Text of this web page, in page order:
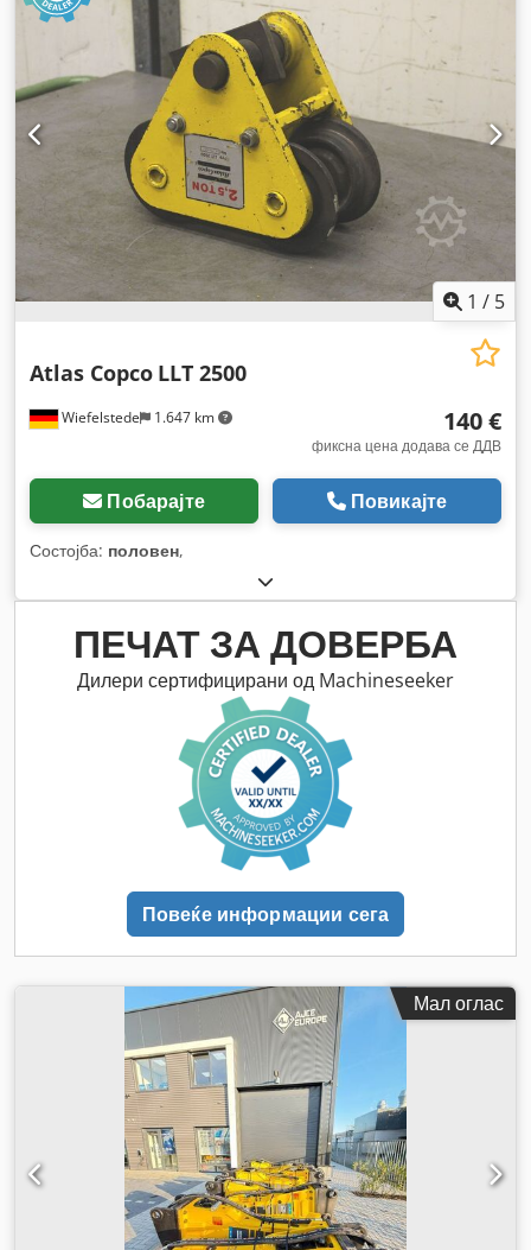
1 / 5
Wiefelstede 1.647 km
Atlas Copco LLT 2500
140 €
фиксна цена додава се ДДВ
Побарајте Повикајте
Состојба: половен,
ПЕЧАТ ЗА ДОВЕРБА
Дилери сертифицирани од Machineseeker
Повеќе информации сега
Мал оглас